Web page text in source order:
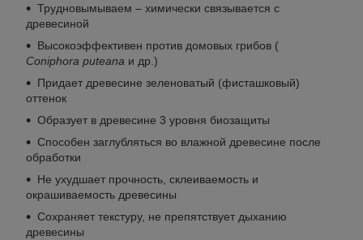
Трудновымываем – химически связывается с
древесиной
Высокоэффективен против домовых грибов (
Coniphora puteana и др.)
Придает древесине зеленоватый (фисташковый)
оттенок
Образует в древесине 3 уровня биозащиты
Способен заглубляться во влажной древесине после
обработки
Не ухудшает прочность, склеиваемость и
окрашиваемость древесины
Сохраняет текстуру, не препятствует дыханию
древесины